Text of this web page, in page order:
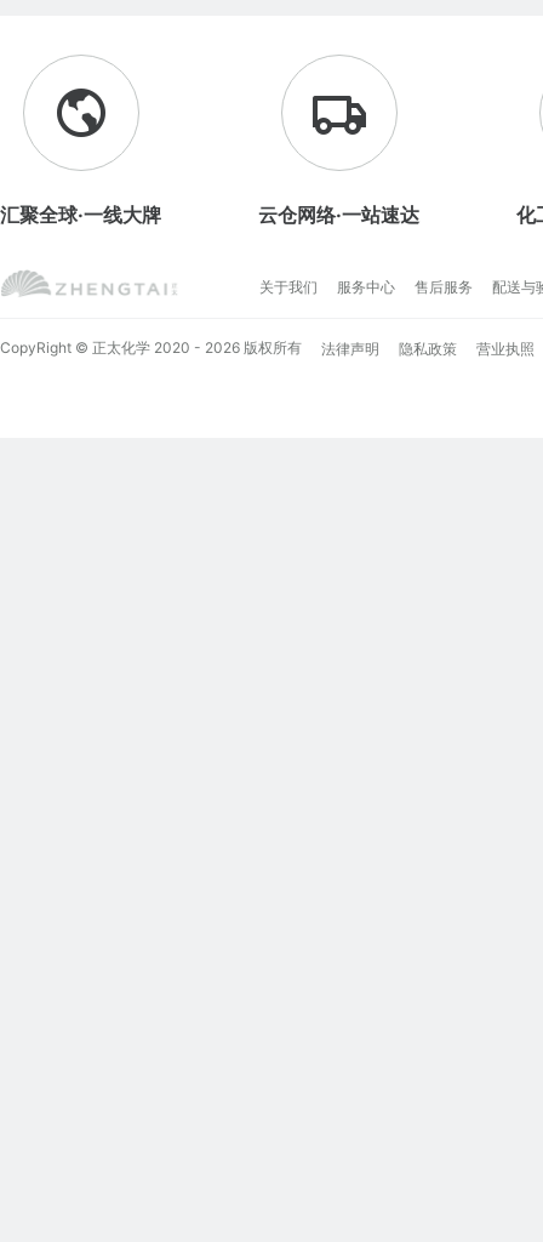
汇聚全球·一线大牌 云仓网络·一站速达 化
关于我们 服务中心 售后服务 配送与
CopyRight © 正太化学 2020 - 2026 版权所有 法律声明 隐私政策 营业执照